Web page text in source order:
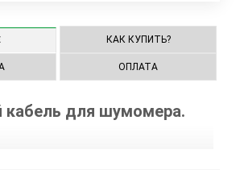
КАК КУПИТЬ?
ОПЛАТА
кабель для шумомера.